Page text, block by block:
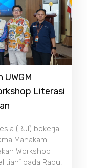
Literasi
(RJI) bekerja
Mahakam
Workshop
pada Rabu,